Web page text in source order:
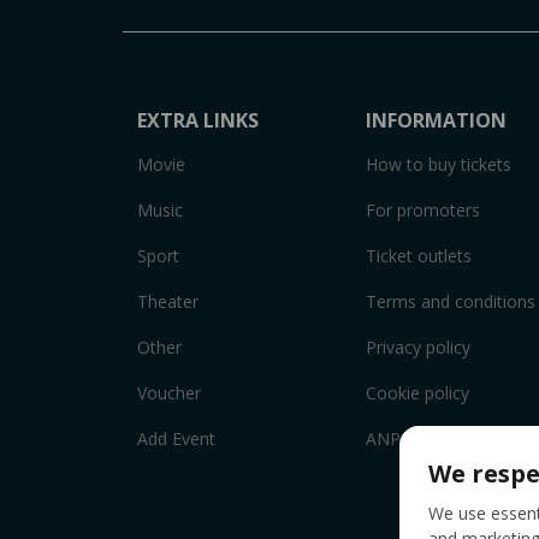
EXTRA LINKS
Movie
Music
Sport
Theater
Other
Voucher
Add Event
INFORMATION
How to buy tickets
For promoters
Ticket outlets
Terms and conditions
Privacy policy
Cookie policy
ANPC
We
We use